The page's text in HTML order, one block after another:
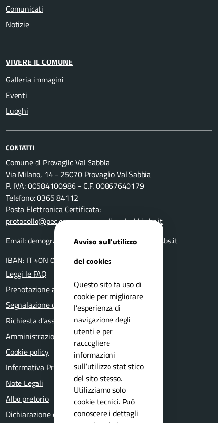
Comunicati
Notizie
VIVERE IL COMUNE
Galleria immagini
Eventi
Luoghi
CONTATTI
Comune di Provaglio Val Sabbia
Via Milano, 14 - 25070 Provaglio Val Sabbia
P. IVA: 00584100986 - C.F. 00867640179
Telefono: 0365 84112
Posta Elettronica Certificata:
protocollo@pec.comune.provagliovalsabbia.bs.it
Email:demografici@comune.provagliovalsabbia.bs.it
IBAN: IT 40N 05116 55160 000000001400
Leggi le FAQ
Prenotazione appuntamento
Segnalazione disservizio
Richiesta d'assistenza
Amministrazione trasparente
Cookie policy
Informativa Privacy
Note Legali
Albo pretorio
Dichiarazione di accessibilità
Avviso sull'utilizzo
dei cookies
Questo sito fa uso di
cookie per migliorare
l’esperienza di
navigazione degli
utenti e per
raccogliere
informazioni
sull’utilizzo statistico
del sito stesso.
Utilizziamo solo
cookie tecnici. Può
conoscere i dettagli